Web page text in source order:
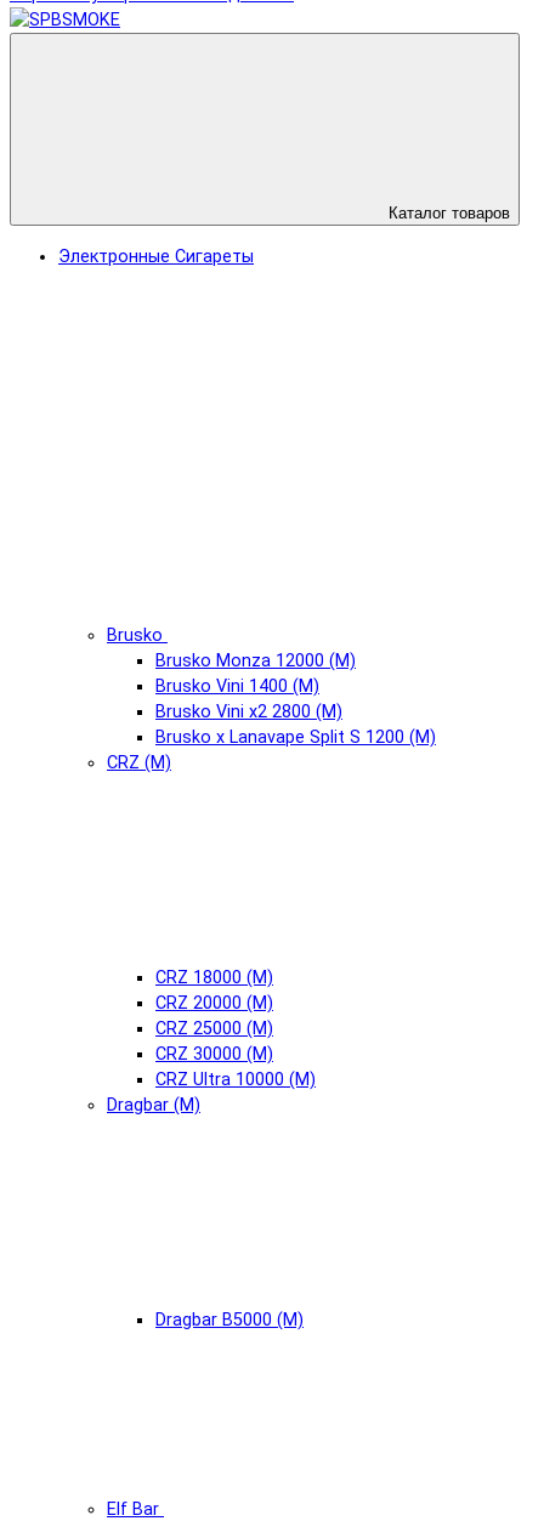
Каталог товаров
Электронные Сигареты
Brusko
Brusko Monza 12000 (М)
Brusko Vini 1400 (М)
Brusko Vini x2 2800 (М)
Brusko x Lanavape Split S 1200 (М)
CRZ (М)
CRZ 18000 (М)
CRZ 20000 (М)
CRZ 25000 (М)
CRZ 30000 (М)
CRZ Ultra 10000 (М)
Dragbar (М)
Dragbar B5000 (М)
Elf Bar